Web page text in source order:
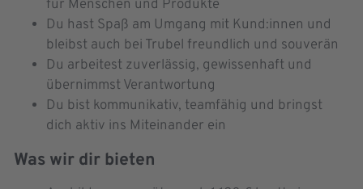
für Menschen und Produkte
Du hast Spaß am Umgang mit Kund:innen und
bleibst auch bei Trubel freundlich und souverän
Du arbeitest zuverlässig, gewissenhaft und
übernimmst Verantwortung
Du bist kommunikativ, teamfähig und bringst
dich aktiv ins Miteinander ein
Was wir dir bieten